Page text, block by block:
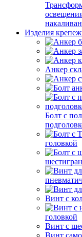
Изделия
Анкер
Болт с
головкой
Винт с
головкой
Винт с
Винт